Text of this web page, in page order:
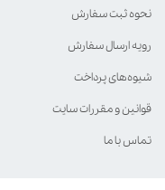
نحوه ثبت سفارش
رویه ارسال سفارش
شیوه‌های پرداخت
قوانین و مقررات سایت
تماس با ما